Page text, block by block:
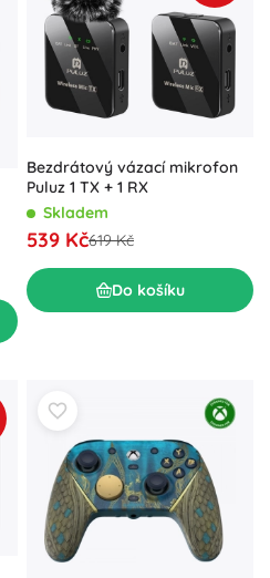
Bezdrátový vázací mikrofon
Puluz 1 TX + 1 RX
Skladem
539 Kč619 Kč
Do košíku